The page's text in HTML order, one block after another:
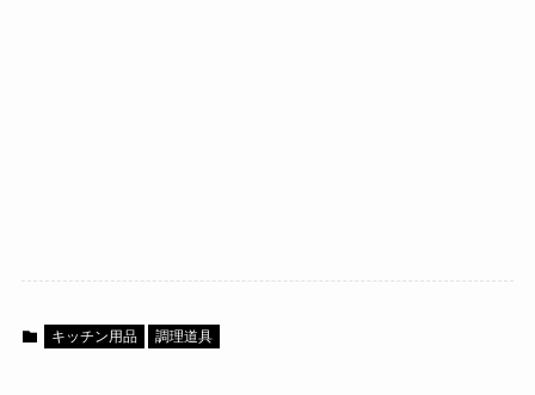
キッチン用品 調理道具